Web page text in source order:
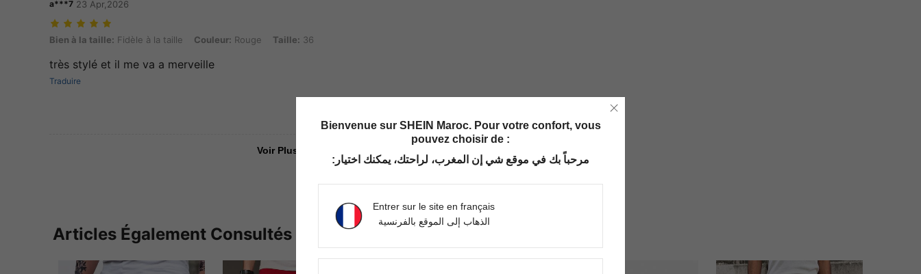
a***7 23 Apr,2026
Bien à la taille: Fidèle à la taille, Couleur: Rouge, Taille: 36
Bien à la taille: Fidèle à la taille Couleur: Rouge Taille: 36
très stylé et il me va a merveille
Traduire
Voir Plus D'avis
Articles Également Consultés
Bienvenue sur SHEIN Maroc. Pour votre confort, vous
pouvez choisir de :
مرحباً بك في موقع شي إن المغرب، لراحتك، يمكنك اختيار:
Entrer sur le site en français
الذهاب إلى الموقع بالفرنسية